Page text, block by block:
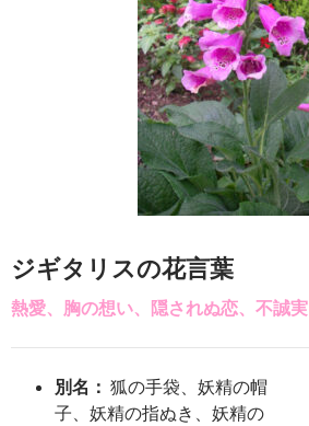
ジギタリスの花言葉
熱愛、胸の想い、隠されぬ恋、不誠実
別名： 狐の手袋、妖精の帽
子、妖精の指ぬき、妖精の